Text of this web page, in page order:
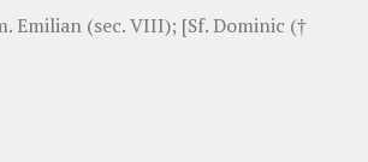
Emilian (sec. VIII); [Sf. Dominic (†